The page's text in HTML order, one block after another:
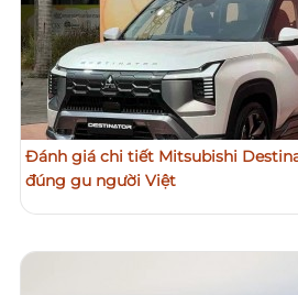
Đánh giá chi tiết Mitsubishi
đúng gu người Việt